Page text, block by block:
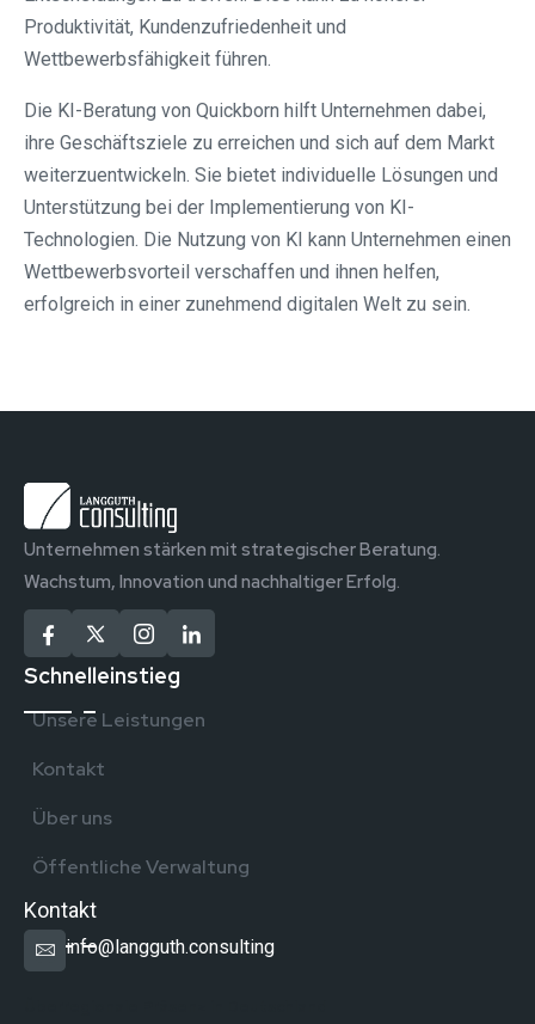
Produktivität, Kundenzufriedenheit und
Wettbewerbsfähigkeit führen.
Die KI-Beratung von Quickborn hilft Unternehmen dabei,
ihre Geschäftsziele zu erreichen und sich auf dem Markt
weiterzuentwickeln. Sie bietet individuelle Lösungen und
Unterstützung bei der Implementierung von KI-
Technologien. Die Nutzung von KI kann Unternehmen einen
Wettbewerbsvorteil verschaffen und ihnen helfen,
erfolgreich in einer zunehmend digitalen Welt zu sein.
Unternehmen stärken mit strategischer Beratung.
Wachstum, Innovation und nachhaltiger Erfolg.
Schnelleinstieg
Unsere Leistungen
Kontakt
Über uns
Öffentliche Verwaltung
Kontakt
info@langguth.consulting